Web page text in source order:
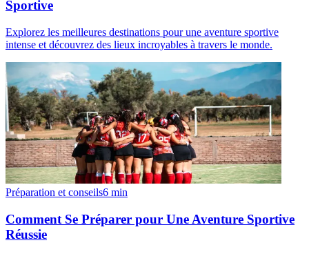
Sportive
Explorez les meilleures destinations pour une aventure sportive
intense et découvrez des lieux incroyables à travers le monde.
Préparation et conseils6 min
Comment Se Préparer pour Une Aventure Sportive
Réussie